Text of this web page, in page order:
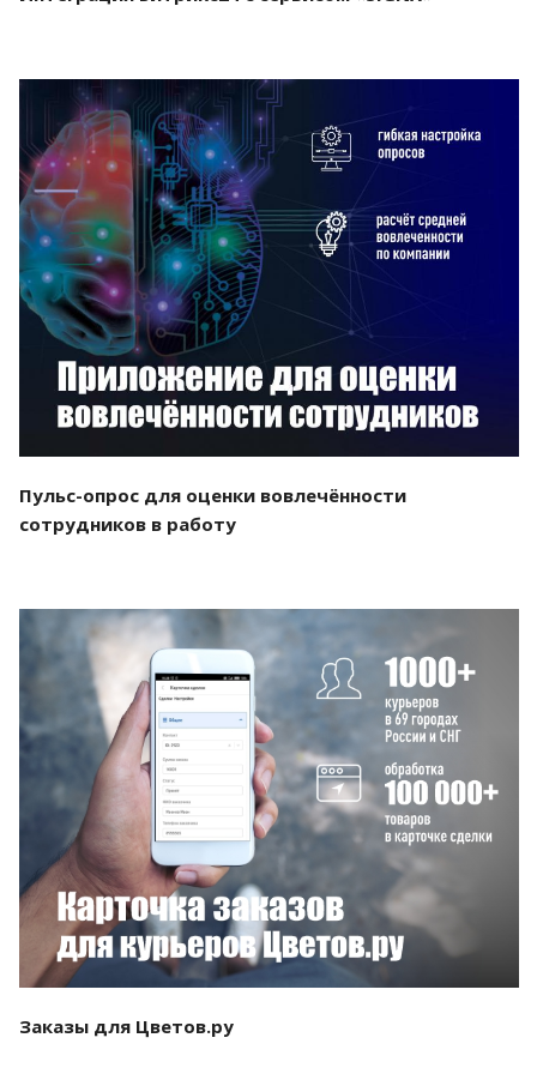
Смотреть проект
Пульс-опрос для оценки вовлечённости
сотрудников в работу
Смотреть проект
Заказы для Цветов.ру